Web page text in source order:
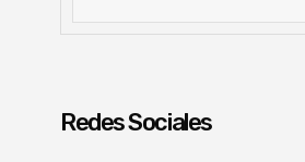
Redes Sociales